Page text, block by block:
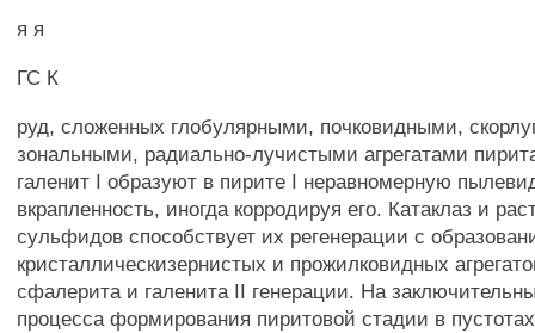
я я
ГС К
руд, сложенных глобулярными, почковидными,
зональными, радиально-лучистыми агрегатами
галенит I образуют в пирите I неравномерную
вкрапленность, иногда корродируя его. Катаклаз и
сульфидов способствует их регенерации с
кристаллическизернистых и прожилковидных
сфалерита и галенита II генерации. На
процесса формирования пиритовой стадии в